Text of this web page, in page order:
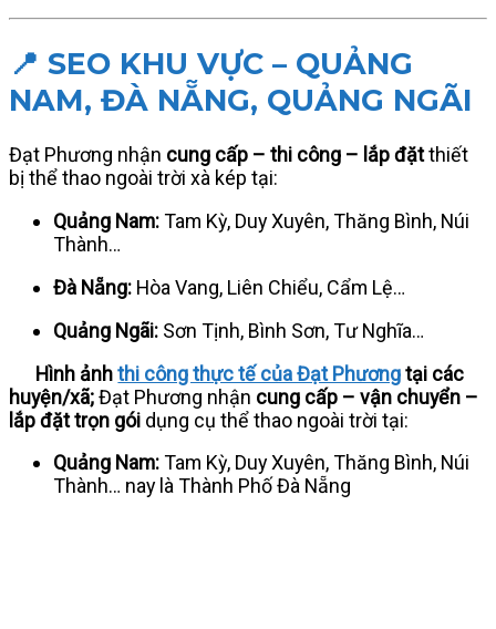
📍 SEO KHU VỰC – QUẢNG
NAM, ĐÀ NẴNG, QUẢNG NGÃI
Đạt Phương nhận cung cấp – thi công – lắp đặtthiết
bị thể thao ngoài trời xà kép tại:
Quảng Nam: Tam Kỳ, Duy Xuyên, Thăng Bình, Núi
Thành…
Đà Nẵng: Hòa Vang, Liên Chiểu, Cẩm Lệ…
Quảng Ngãi: Sơn Tịnh, Bình Sơn, Tư Nghĩa…
Hình ảnhthi công thực tế của Đạt Phươngtại các
huyện/xã;Đạt Phương nhận cung cấp – vận chuyển –
lắp đặt trọn gói dụng cụ thể thao ngoài trời tại:
Quảng Nam: Tam Kỳ, Duy Xuyên, Thăng Bình, Núi
Thành… nay là Thành Phố Đà Nẵng